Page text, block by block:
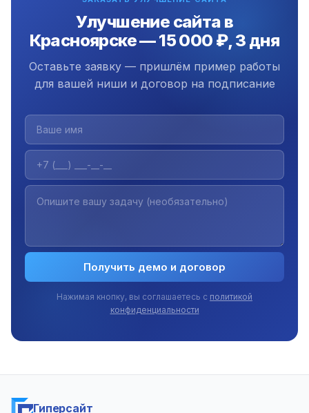
Улучшение сайта в
Красноярске — 15 000 ₽, 3 дня
Оставьте заявку — пришлём пример работы
для вашей ниши и договор на подписание
Получить демо и договор
Нажимая кнопку, вы соглашаетесь с политикой
конфиденциальности
Гиперсайт